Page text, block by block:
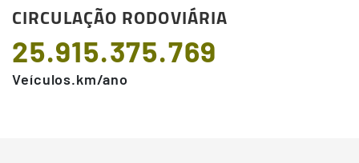
CIRCULAÇÃO RODOVIÁRIA
25.915.375.769
Veículos.km/ano